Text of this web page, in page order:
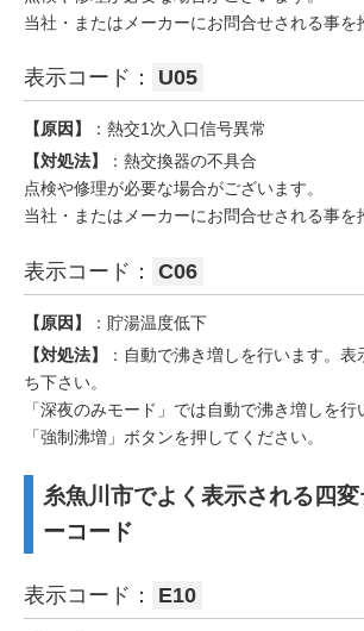
当社・またはメーカーにお問合せされる事を
表示コード： U05
【原因】
：熱交1次入口信号異常
【対処法】
：熱交換器の不具合
点検や修理が必要な場合がございます。
当社・またはメーカーにお問合せされる事を
表示コード： C06
【原因】
：貯湯温度低下
【対処法】
：自動で沸き増しを行います。
ち下さい。
「深夜のみモード」では自動で沸き増しを行
「強制沸増」ボタンを押してください。
糸魚川市でよく表示される四
ーコード
表示コード： E10